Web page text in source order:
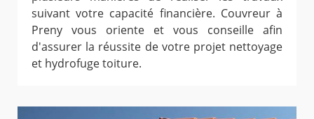
suivant votre capacité financière. Couvreur à
Preny vous oriente et vous conseille afin
d'assurer la réussite de votre projet nettoyage
et hydrofuge toiture.